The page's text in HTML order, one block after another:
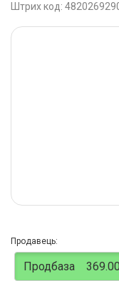
Штрих код:
Продавець:
Продбаза